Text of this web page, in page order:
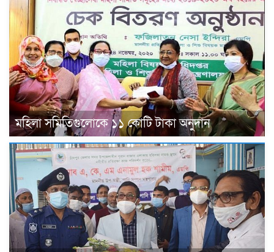
মহিলা সমিতিগুলোকে ১১ কোটি টাকা অনুদান